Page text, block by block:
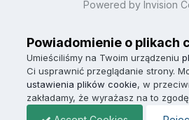
Powered by Invision
Powiadomienie o plikach
Umieściliśmy na Twoim urządzeniu
Ci usprawnić przeglądanie strony.
ustawienia plików cookie, w
zakładamy, że wyrażasz na to